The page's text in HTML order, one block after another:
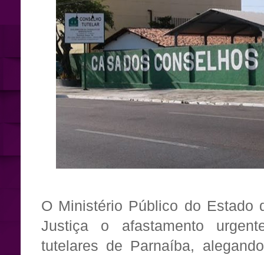
O Ministério Público do Estado
Justiça o afastamento
tutelares de Parnaíba,